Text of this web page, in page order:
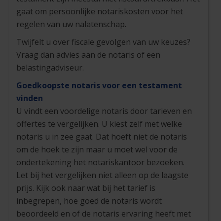
gaat om persoonlijke notariskosten voor het
regelen van uw nalatenschap.
Twijfelt u over fiscale gevolgen van uw keuzes?
Vraag dan advies aan de notaris of een
belastingadviseur.
Goedkoopste notaris voor een testament
vinden
U vindt een voordelige notaris door tarieven en
offertes te vergelijken. U kiest zelf met welke
notaris u in zee gaat. Dat hoeft niet de notaris
om de hoek te zijn maar u moet wel voor de
ondertekening het notariskantoor bezoeken.
Let bij het vergelijken niet alleen op de laagste
prijs. Kijk ook naar wat bij het tarief is
inbegrepen, hoe goed de notaris wordt
beoordeeld en of de notaris ervaring heeft met